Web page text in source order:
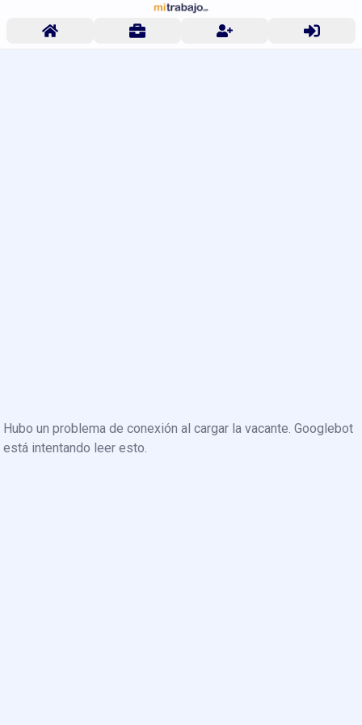
Hubo un problema de conexión al cargar la vacante. Googlebot
está intentando leer esto.